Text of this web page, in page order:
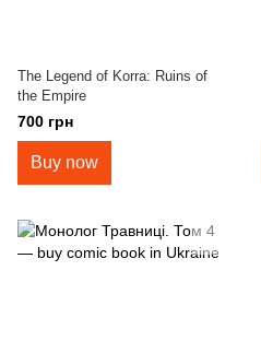
The Legend of Korra: Ruins of
the Empire
700 грн
Buy now